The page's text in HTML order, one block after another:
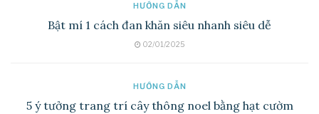
HƯỚNG DẪN
Bật mí 1 cách đan khăn siêu nhanh siêu dễ
02/01/2025
HƯỚNG DẪN
5 ý tưởng trang trí cây thông noel bằng hạt cườm